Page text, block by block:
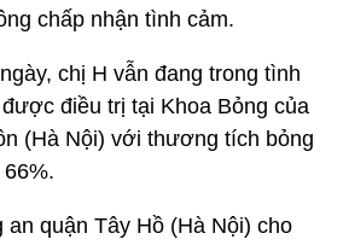
chấp nhận tình cảm.
chị H vẫn đang trong tình
điều trị tại Khoa Bỏng của
(Hà Nội) với thương tích bỏng
an quận Tây Hồ (Hà Nội) cho